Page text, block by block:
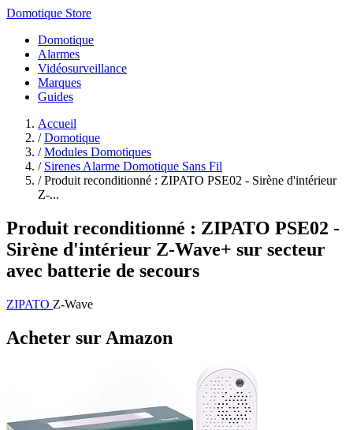
Domotique Store
Domotique
Alarmes
Vidéosurveillance
Marques
Guides
Accueil
/ Domotique
/ Modules Domotiques
/ Sirenes Alarme Domotique Sans Fil
/ Produit reconditionné : ZIPATO PSE02 - Sirène d'intérieur
Z-...
Produit reconditionné : ZIPATO PSE02 -
Sirène d'intérieur Z-Wave+ sur secteur
avec batterie de secours
ZIPATO Z-Wave
Acheter sur Amazon